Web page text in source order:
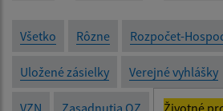
Všetko Rôzne Rozpočet-
Uložené zásielky Verejné vyhlášky
VZN Zasadnutia OZ Životné